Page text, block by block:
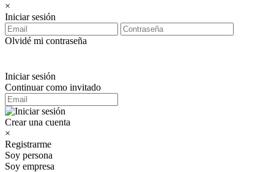
×
Iniciar sesión
Olvidé mi contraseña
Iniciar sesión
Continuar como invitado
Crear una cuenta
×
Registrarme
Soy persona
Soy empresa